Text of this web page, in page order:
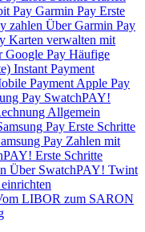
Pay Garmin Pay Erste
zahlen Über Garmin Pay
Karten verwalten mit
Google Pay Häufige
Instant Payment
Payment Apple Pay
Pay SwatchPAY!
Allgemein
Pay Erste Schritte
Pay Zahlen mit
Erste Schritte
Über SwatchPAY! Twint
LIBOR zum SARON